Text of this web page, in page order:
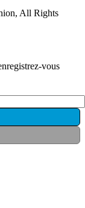
All Rights
vous